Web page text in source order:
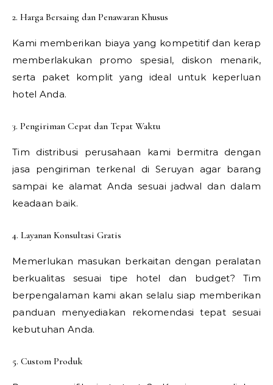
2. Harga Bersaing dan Penawaran Khusus
Kami memberikan biaya yang kompetitif dan kerap
memberlakukan promo spesial, diskon menarik,
serta paket komplit yang ideal untuk keperluan
hotel Anda.
3. Pengiriman Cepat dan Tepat Waktu
Tim distribusi perusahaan kami bermitra dengan
jasa pengiriman terkenal di Seruyan agar barang
sampai ke alamat Anda sesuai jadwal dan dalam
keadaan baik.
4. Layanan Konsultasi Gratis
Memerlukan masukan berkaitan dengan peralatan
berkualitas sesuai tipe hotel dan budget? Tim
berpengalaman kami akan selalu siap memberikan
panduan menyediakan rekomendasi tepat sesuai
kebutuhan Anda.
5. Custom Produk